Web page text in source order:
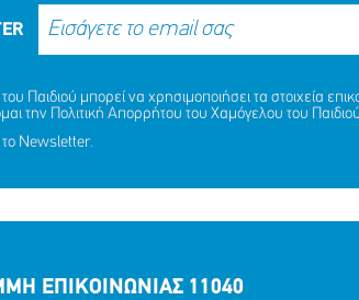
ευχαριστώ στη ΜΕΛΚΑΤ
ΜΟΙΡΑΣΟΥ
ΔΡΑΣΕ
ΛΗΞΗ
Παιδιού μπορεί να χρησιμοποιήσει τα στοιχεία
την Πολιτική Απορρήτου του Χαμόγελου του Παιδιού
Newsletter.
ΕΠΙΚΟΙΝΩΝΙΑΣ 11040